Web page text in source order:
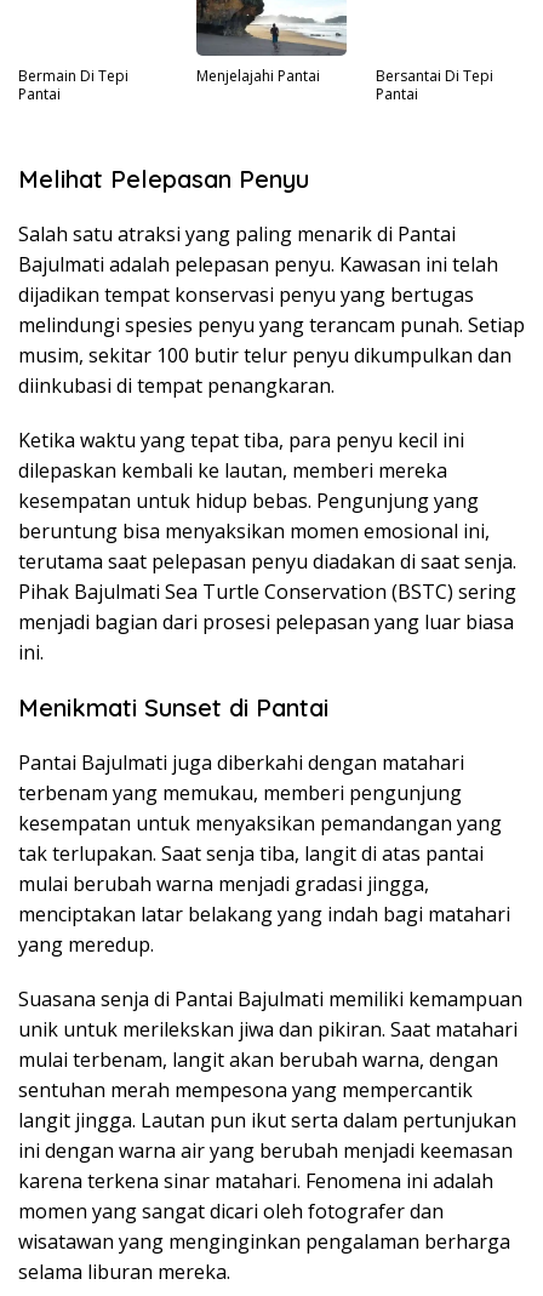
Bermain Di Tepi
Pantai
Menjelajahi Pantai
Bersantai Di Tepi
Pantai
Melihat Pelepasan Penyu
Salah satu atraksi yang paling menarik di Pantai
Bajulmati adalah pelepasan penyu. Kawasan ini telah
dijadikan tempat konservasi penyu yang bertugas
melindungi spesies penyu yang terancam punah. Setiap
musim, sekitar 100 butir telur penyu dikumpulkan dan
diinkubasi di tempat penangkaran.
Ketika waktu yang tepat tiba, para penyu kecil ini
dilepaskan kembali ke lautan, memberi mereka
kesempatan untuk hidup bebas. Pengunjung yang
beruntung bisa menyaksikan momen emosional ini,
terutama saat pelepasan penyu diadakan di saat senja.
Pihak Bajulmati Sea Turtle Conservation (BSTC) sering
menjadi bagian dari prosesi pelepasan yang luar biasa
ini.
Menikmati Sunset di Pantai
Pantai Bajulmati juga diberkahi dengan matahari
terbenam yang memukau, memberi pengunjung
kesempatan untuk menyaksikan pemandangan yang
tak terlupakan. Saat senja tiba, langit di atas pantai
mulai berubah warna menjadi gradasi jingga,
menciptakan latar belakang yang indah bagi matahari
yang meredup.
Suasana senja di Pantai Bajulmati memiliki kemampuan
unik untuk merilekskan jiwa dan pikiran. Saat matahari
mulai terbenam, langit akan berubah warna, dengan
sentuhan merah mempesona yang mempercantik
langit jingga. Lautan pun ikut serta dalam pertunjukan
ini dengan warna air yang berubah menjadi keemasan
karena terkena sinar matahari. Fenomena ini adalah
momen yang sangat dicari oleh fotografer dan
wisatawan yang menginginkan pengalaman berharga
selama liburan mereka.